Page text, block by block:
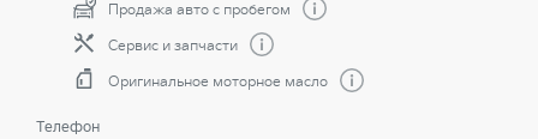
Продажа авто с пробегом
Сервис и запчасти
Оригинальное моторное масло
Телефон